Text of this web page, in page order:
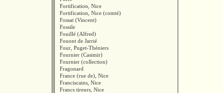
Fortification, Nice
Fortification, Nice (comté)
Fossat (Vincent)
Fossile
Fouillé (Alfred)
Fouont de Jarrié
Four, Puget-Théniers
Fournier (Casimir)
Fournier (collection)
Fragonard
France (rue de), Nice
Franciscains, Nice
Francs tireurs, Nice